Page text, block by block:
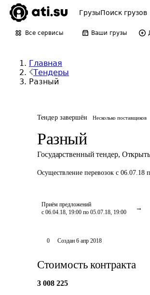
ГрузыПоиск грузов
Все сервисы Ваши грузы
Главная
Тендеры
Разный
Тендер завершён Несколько поставщиков
Разный
Государственный тендер,
Осуществление перевозок с 06.07.18
Приём предложений
с 06.04.18, 19:00 по 05.07.18, 19:00
0 Создан 6 апр 2018
Стоимость контракта
3 008 225